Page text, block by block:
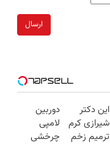
ارسال
این دکتر
شیرازی کرم
ترمیم زخم
دوربین
لامپی
چرخشی